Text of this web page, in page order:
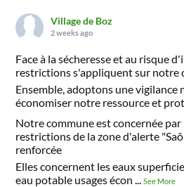
Village de Boz
2 weeks ago
Face à la sécheresse et au risque
restrictions s'appliquent sur notre
Ensemble, adoptons une vigilance
économiser notre ressource et
Notre commune est concernée par
restrictions de la zone d'alerte
renforcée
Elles concernent les eaux
eau potable usages écon
...See More